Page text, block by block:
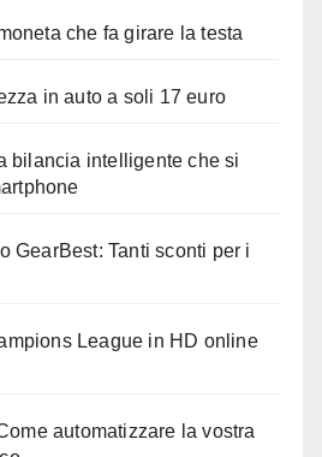
che fa girare la testa
in auto a soli 17 euro
bilancia intelligente che si
GearBest: Tanti sconti per i
League in HD online
automatizzare la vostra